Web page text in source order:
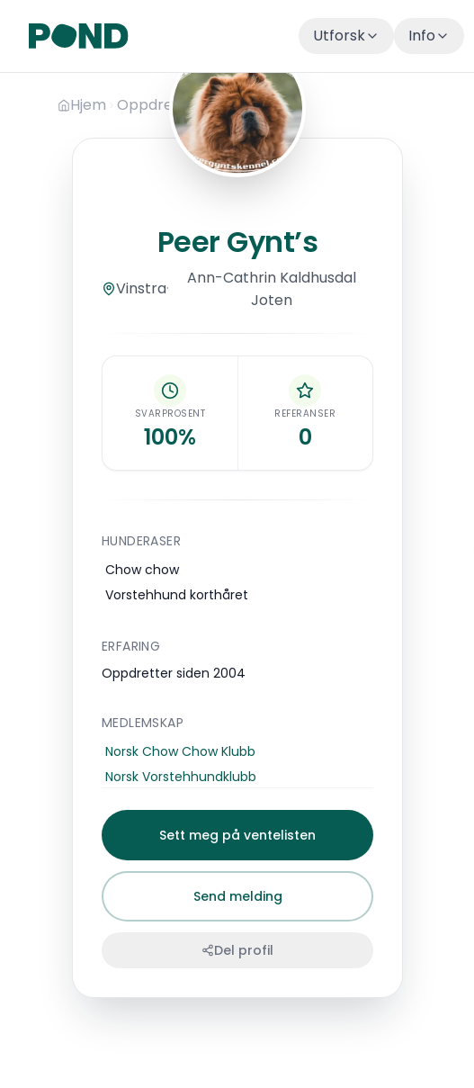
Utforsk Info
Hjem Oppdrettere Peer Gynt’s
Peer Gynt’s
Peer Gynt’s
Vinstra·
Ann-Cathrin Kaldhusdal
Joten
SVARPROSENT
100%
REFERANSER
0
HUNDERASER
Chow chow
Vorstehhund korthåret
ERFARING
Oppdretter siden 2004
MEDLEMSKAP
Norsk Chow Chow Klubb
Norsk Vorstehhundklubb
Sett meg på ventelisten
Send melding
Del profil